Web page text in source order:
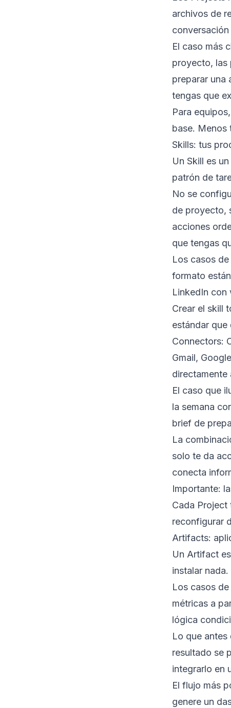
archivos de
El caso más
proyecto, las
preparar una
tengas que
Para
base. Menos
Skills: tus
Un Skill es
patrón de
No se
de proyecto,
acciones
que tengas
Los casos
formato
LinkedIn con
Crear el skill
estándar que
Connectors:
Gmail,
directamente
El caso que
la semana
brief de
La
solo te da
conecta
Importante:
Cada Project
reconfigurar
Artifacts:
Un Artifact
instalar
Los casos
métricas a
lógica
Lo que antes
resultado se
integrarlo en
El flujo más
genere un